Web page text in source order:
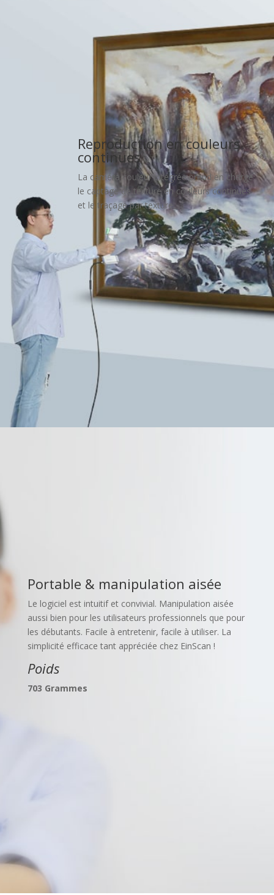
Reproduction en couleurs
continues
La caméra couleur intégrée prend en charge
le captage de texture en couleurs continues
et le traçage par texture.
Portable & manipulation aisée
Le logiciel est intuitif et convivial. Manipulation aisée
aussi bien pour les utilisateurs professionnels que pour
les débutants. Facile à entretenir, facile à utiliser. La
simplicité efficace tant appréciée chez EinScan !
Poids
703 Grammes